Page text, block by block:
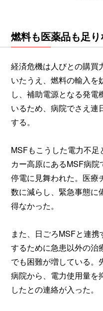
燃料も医薬品も足
経済危機は人びとの購買
いたうえ、燃料の輸入を
し、補助電源となる発電
いるため、病院でさえ連
する。
MSFもこうした電力不
カー高原にあるMSF病
停電に見舞われた。医療
数に減らし、緊急事態に
得なかった。
また、日ごろMSFと連
するために急患以外の治
でも困難が増している。
病院から、電力使用量を
したとの連絡が入った。